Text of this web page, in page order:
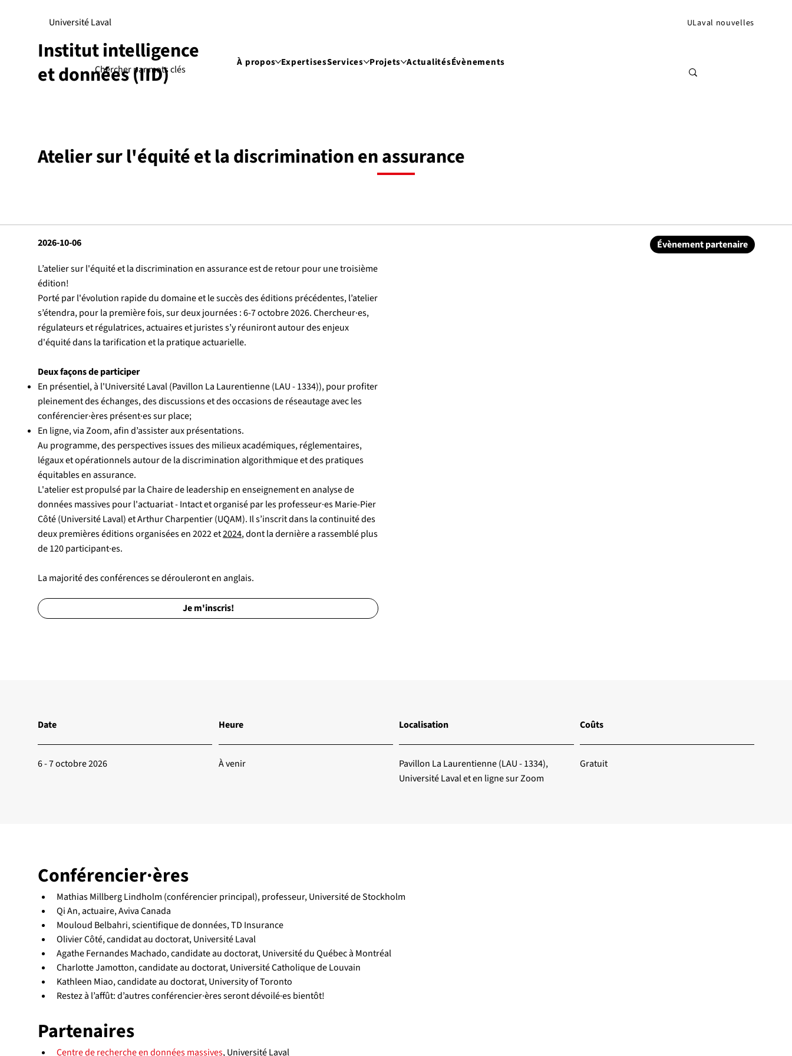
Institut intelligence
et données (IID)
À propos ExpertisesServices Projets ActualitésÉvènements
ULaval nouvelles
Université Laval
Atelier sur l'équité et la discrimination en assurance
Évènement partenaire
2026-10-06
L’atelier sur l'équité et la discrimination en assurance est de retour pour une troisième
édition!
Porté par l'évolution rapide du domaine et le succès des éditions précédentes, l’atelier
s’étendra, pour la première fois, sur deux journées : 6-7 octobre 2026. Chercheur·es,
régulateurs et régulatrices, actuaires et juristes s’y réuniront autour des enjeux
d'équité dans la tarification et la pratique actuarielle.
Deux façons de participer
En présentiel, à l'Université Laval (Pavillon La Laurentienne (LAU - 1334)), pour profiter
pleinement des échanges, des discussions et des occasions de réseautage avec les
conférencier·ères présent·es sur place;
En ligne, via Zoom, afin d’assister aux présentations.
Au programme, des perspectives issues des milieux académiques, réglementaires,
légaux et opérationnels autour de la discrimination algorithmique et des pratiques
équitables en assurance.
L'atelier est propulsé par la Chaire de leadership en enseignement en analyse de
données massives pour l'actuariat - Intact et organisé par les professeur·es Marie-Pier
Côté (Université Laval) et Arthur Charpentier (UQAM). Il s’inscrit dans la continuité des
deux premières éditions organisées en 2022 et2024, dont la dernière a rassemblé plus
de 120 participant·es.
La majorité des conférences se dérouleront en anglais.
Je m'inscris!
Date
6 - 7 octobre 2026
Heure
À venir
Localisation
Pavillon La Laurentienne (LAU - 1334),
Université Laval et en ligne sur Zoom
Coûts
Gratuit
Conférencier·ères
Mathias Millberg Lindholm (conférencier principal), professeur, Université de Stockholm
Qi An, actuaire, Aviva Canada
Mouloud Belbahri, scientifique de données, TD Insurance
Olivier Côté, candidat au doctorat, Université Laval
Agathe Fernandes Machado, candidate au doctorat, Université du Québec à Montréal
Charlotte Jamotton, candidate au doctorat, Université Catholique de Louvain
Kathleen Miao, candidate au doctorat, University of Toronto
Restez à l’affût: d’autres conférencier·ères seront dévoilé·es bientôt!
Partenaires
Centre de recherche en données massives, Université Laval